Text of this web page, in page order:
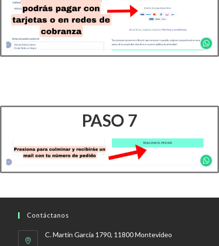
PASO 7
Contáctanos
C. Martín García 1790, 11800 Montevideo